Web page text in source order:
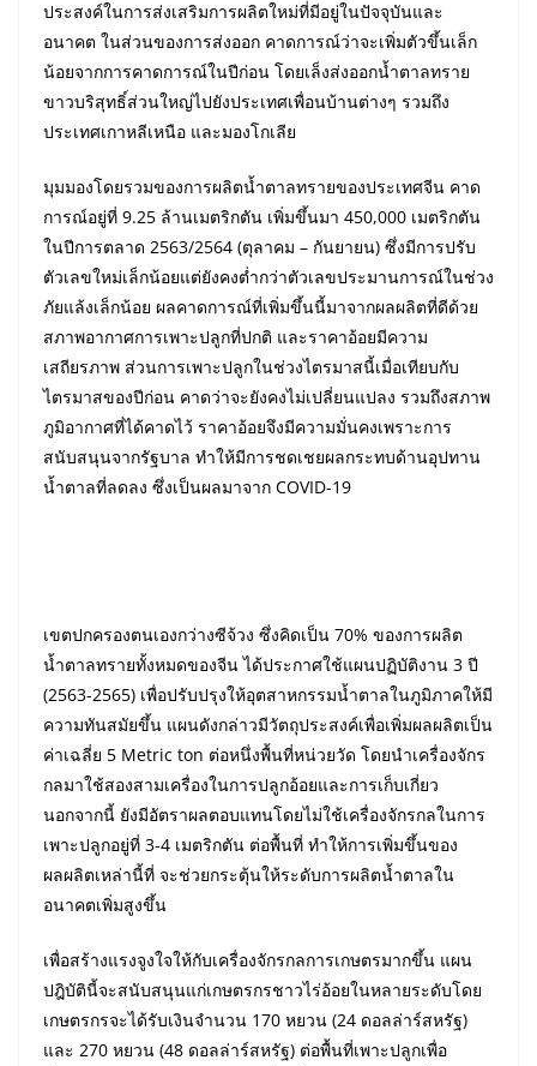
ประสงค์ในการส่งเสริมการผลิตใหม่ที่มีอยู่ในปัจจุบันและ
อนาคต ในส่วนของการส่งออก คาดการณ์ว่าจะเพิ่มตัวขึ้นเล็ก
น้อยจากการคาดการณ์ในปีก่อน โดยเล็งส่งออกน้ำตาลทราย
ขาวบริสุทธิ์ส่วนใหญ่ไปยังประเทศเพื่อนบ้านต่างๆ รวมถึง
ประเทศเกาหลีเหนือ และมองโกเลีย
มุมมองโดยรวมของการผลิตน้ำตาลทรายของประเทศจีน คาด
การณ์อยู่ที่ 9.25 ล้านเมตริกตัน เพิ่มขึ้นมา 450,000 เมตริกตัน
ในปีการตลาด 2563/2564 (ตุลาคม – กันยายน) ซึ่งมีการปรับ
ตัวเลขใหม่เล็กน้อยแต่ยังคงต่ำกว่าตัวเลขประมานการณ์ในช่วง
ภัยแล้งเล็กน้อย ผลคาดการณ์ที่เพิ่มขึ้นนี้มาจากผลผลิตที่ดีด้วย
สภาพอากาศการเพาะปลูกที่ปกติ และราคาอ้อยมีความ
เสถียรภาพ ส่วนการเพาะปลูกในช่วงไตรมาสนี้เมื่อเทียบกับ
ไตรมาสของปีก่อน คาดว่าจะยังคงไม่เปลี่ยนแปลง รวมถึงสภาพ
ภูมิอากาศที่ได้คาดไว้ ราคาอ้อยจึงมีความมั่นคงเพราะการ
สนับสนุนจากรัฐบาล ทำให้มีการชดเชยผลกระทบด้านอุปทาน
น้ำตาลที่ลดลง ซึ่งเป็นผลมาจาก COVID-19
เขตปกครองตนเองกว่างซีจ้วง ซึ่งคิดเป็น 70% ของการผลิต
น้ำตาลทรายทั้งหมดของจีน ได้ประกาศใช้แผนปฏิบัติงาน 3 ปี
(2563-2565) เพื่อปรับปรุงให้อุตสาหกรรมน้ำตาลในภูมิภาคให้มี
ความทันสมัยขึ้น แผนดังกล่าวมีวัตถุประสงค์เพื่อเพิ่มผลผลิตเป็น
ค่าเฉลี่ย 5 Metric ton ต่อหนึ่งพื้นที่หน่วยวัด โดยนำเครื่องจักร
กลมาใช้สองสามเครื่องในการปลูกอ้อยและการเก็บเกี่ยว
นอกจากนี้ ยังมีอัตราผลตอบแทนโดยไม่ใช้เครื่องจักรกลในการ
เพาะปลูกอยู่ที่ 3-4 เมตริกตัน ต่อพื้นที่ ทำให้การเพิ่มขึ้นของ
ผลผลิตเหล่านี้ที่ จะช่วยกระตุ้นให้ระดับการผลิตน้ำตาลใน
อนาคตเพิ่มสูงขึ้น
เพื่อสร้างแรงจูงใจให้กับเครื่องจักรกลการเกษตรมากขึ้น แผน
ปฎิบัตินี้จะสนับสนุนแก่เกษตรกรชาวไร่อ้อยในหลายระดับโดย
เกษตรกรจะได้รับเงินจำนวน 170 หยวน (24 ดอลล่าร์สหรัฐ)
และ 270 หยวน (48 ดอลล่าร์สหรัฐ) ต่อพื้นที่เพาะปลูกเพื่อ